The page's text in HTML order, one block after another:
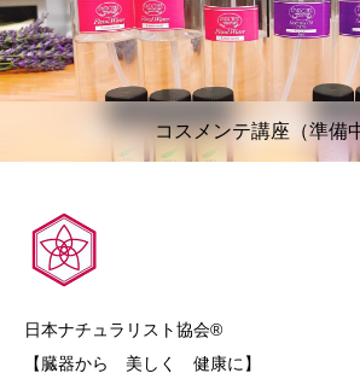
コスメンテ講座（準備
日本ナチュラリスト協会®︎
【臓器から 美しく 健康に】